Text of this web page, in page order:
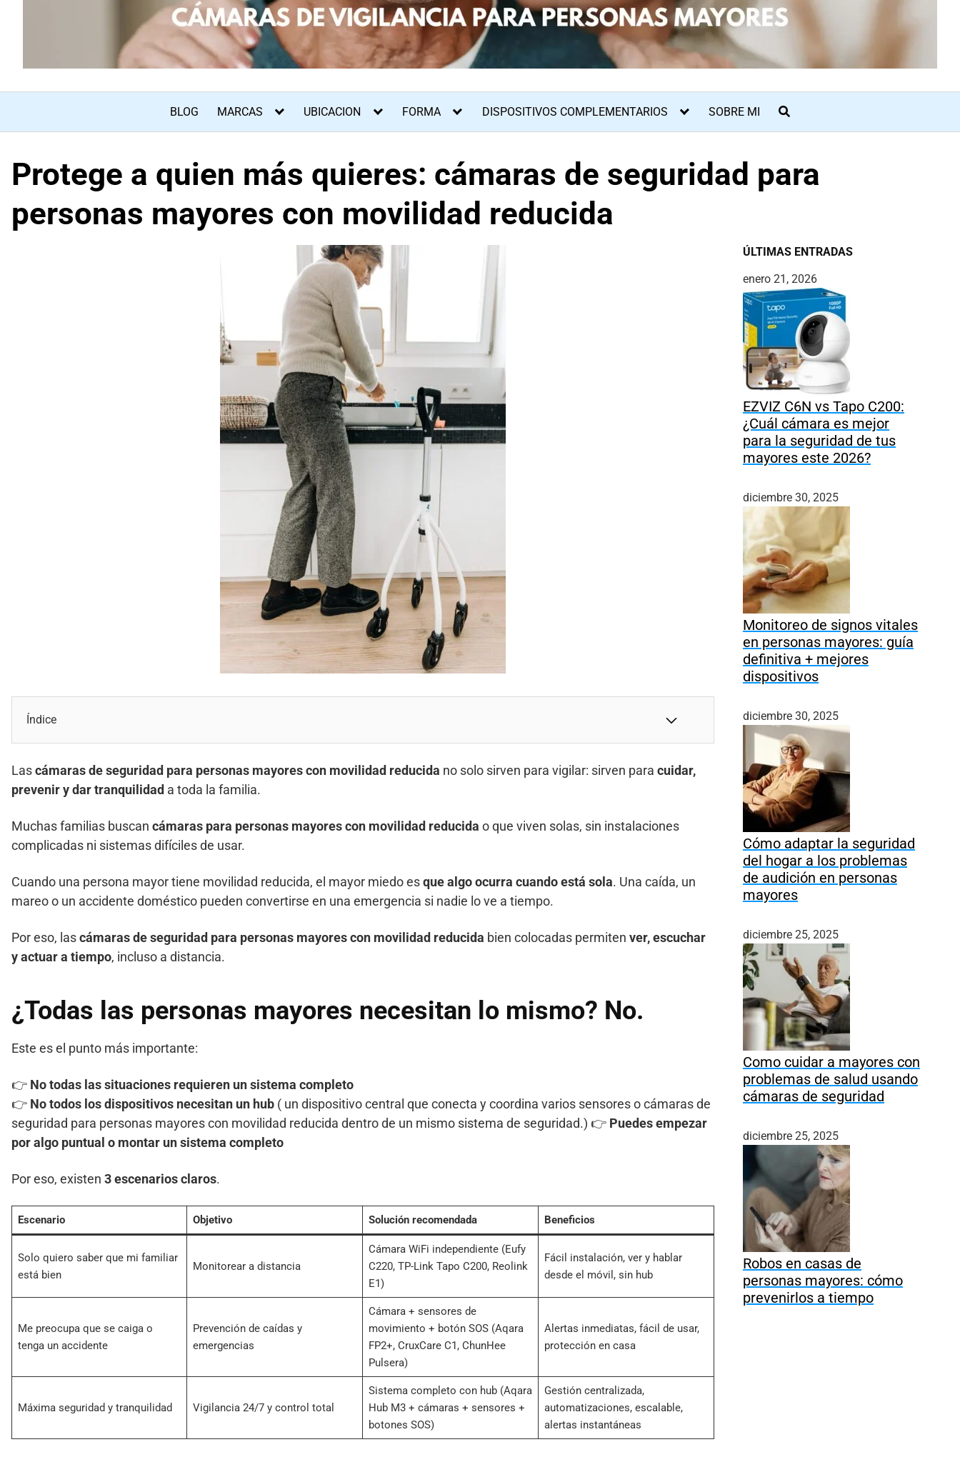
BLOG MARCAS UBICACION FORMA DISPOSITIVOS COMPLEMENTARIOS SOBRE MI
Protege a quien más quieres: cámaras de seguridad para
personas mayores con movilidad reducida
Índice
Lascámaras de seguridad para personas mayores con movilidad reducida no solo sirven para vigilar: sirven para cuidar,
prevenir y dar tranquilidad a toda la familia.
Muchas familias buscan cámaras para personas mayores con movilidad reducida o que viven solas, sin instalaciones
complicadas ni sistemas difíciles de usar.
Cuando una persona mayor tiene movilidad reducida, el mayor miedo esque algo ocurra cuando está sola. Una caída, un
mareo o un accidente doméstico pueden convertirse en una emergencia si nadie lo ve a tiempo.
Por eso, lascámaras de seguridad para personas mayores con movilidad reducida bien colocadas permiten ver, escuchar
y actuar a tiempo, incluso a distancia.
¿Todas las personas mayores necesitan lo mismo? No.
Este es el punto más importante:
👉 No todas las situaciones requieren un sistema completo
👉 No todos los dispositivos necesitan un hub ( un dispositivo central que conecta y coordina varios sensores o cámaras de
seguridad para personas mayores con movilidad reducida dentro de un mismo sistema de seguridad.) 👉 Puedes empezar
por algo puntual o montar un sistema completo
Por eso, existen 3 escenarios claros.
Escenario Objetivo Solución recomendada Beneficios
Solo quiero saber que mi familiar
está bien
Monitorear a distancia
Cámara WiFi independiente (Eufy
C220, TP-Link Tapo C200, Reolink
E1)
Fácil instalación, ver y hablar
desde el móvil, sin hub
Me preocupa que se caiga o
tenga un accidente
Prevención de caídas y
emergencias
Cámara + sensores de
movimiento + botón SOS (Aqara
FP2+, CruxCare C1, ChunHee
Pulsera)
Alertas inmediatas, fácil de usar,
protección en casa
Máxima seguridad y tranquilidad Vigilancia 24/7 y control total
Sistema completo con hub (Aqara
Hub M3 + cámaras + sensores +
botones SOS)
Gestión centralizada,
automatizaciones, escalable,
alertas instantáneas
ÚLTIMAS ENTRADAS
enero 21, 2026
EZVIZ C6N vs Tapo C200:
¿Cuál cámara es mejor
para la seguridad de tus
mayores este 2026?
diciembre 30, 2025
Monitoreo de signos vitales
en personas mayores: guía
definitiva + mejores
dispositivos
diciembre 30, 2025
Cómo adaptar la seguridad
del hogar a los problemas
de audición en personas
mayores
diciembre 25, 2025
Como cuidar a mayores con
problemas de salud usando
cámaras de seguridad
diciembre 25, 2025
Robos en casas de
personas mayores: cómo
prevenirlos a tiempo